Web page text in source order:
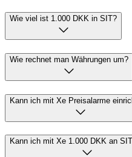
Wie viel ist 1.000 DKK in SIT?
Wie rechnet man Währungen um?
Kann ich mit Xe Preisalarme
Kann ich mit Xe 1.000 DKK an